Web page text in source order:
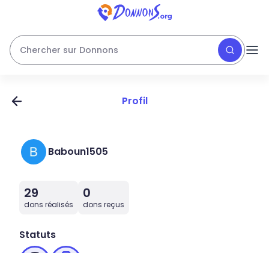
Chercher sur Donnons
Profil
Baboun1505
29
dons réalisés
0
dons reçus
Statuts